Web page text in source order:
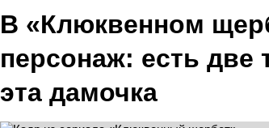
В «Клюквенном
персонаж: есть две
эта дамочка